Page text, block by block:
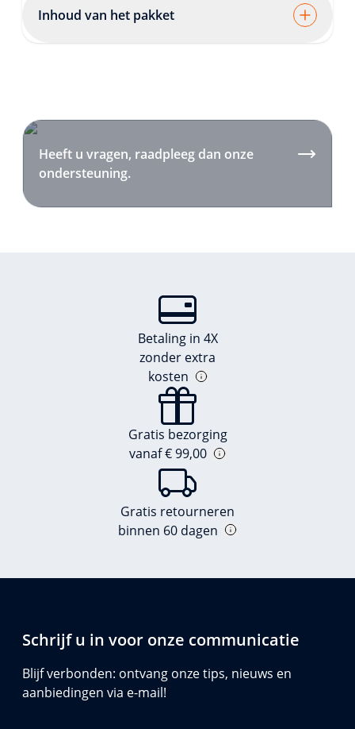
Inhoud van het pakket
Heeft u vragen, raadpleeg dan onze
ondersteuning.
Betaling in 4X
zonder extra
kosten
Gratis bezorging
vanaf € 99,00
Gratis retourneren
binnen 60 dagen
Schrijf u in voor onze communicatie
Blijf verbonden: ontvang onze tips, nieuws en
aanbiedingen via e-mail!